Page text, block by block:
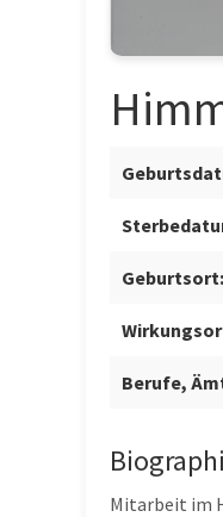
Geburtsort:
Berufe,
Mitarbeit im